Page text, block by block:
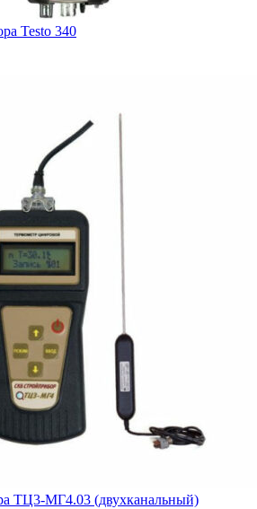
Testo 340
ТЦ3-МГ4.03 (двухканальный)